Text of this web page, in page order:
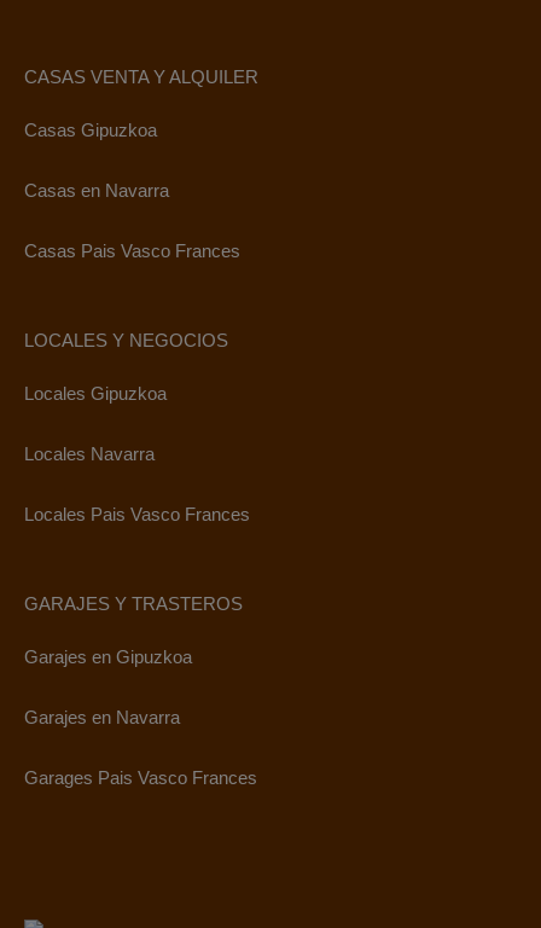
CASAS VENTA Y ALQUILER
Casas Gipuzkoa
Casas en Navarra
Casas Pais Vasco Frances
LOCALES Y NEGOCIOS
Locales Gipuzkoa
Locales Navarra
Locales Pais Vasco Frances
GARAJES Y TRASTEROS
Garajes en Gipuzkoa
Garajes en Navarra
Garages Pais Vasco Frances